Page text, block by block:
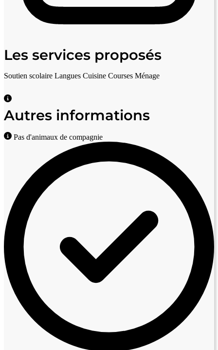
Les services proposés
Soutien scolaire Langues Cuisine Courses Ménage
Autres informations
Pas d'animaux de compagnie